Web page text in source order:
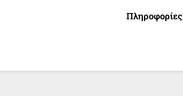
Πληροφορίες